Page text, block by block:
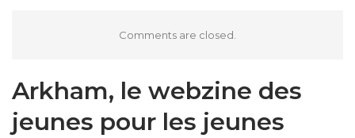
Comments are closed.
Arkham, le webzine des
jeunes pour les jeunes